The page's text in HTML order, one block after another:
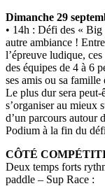
Dimanche 29
• 14h : Défi des «
autre ambiance !
l’épreuve ludique,
des équipes de 4 à 6
ses amis ou sa
Le plus dur sera
s’organiser au mieux
d’un parcours autour
Podium à la fin du
CÔTÉ
Deux temps forts
paddle – Sup Race :